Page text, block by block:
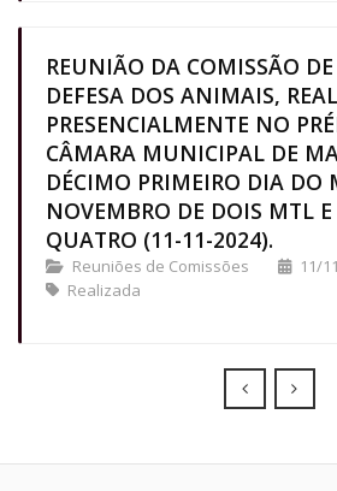
REUNIÃO DA COMISSÃO DE
DEFESA DOS ANIMAIS,
PRESENCIALMENTE NO
CÂMARA MUNICIPAL DE
DÉCIMO PRIMEIRO DIA DO
NOVEMBRO DE DOIS MTL
QUATRO (11-11-2024).
Reuniões de Comissões 11/
Realizada
Prev Next